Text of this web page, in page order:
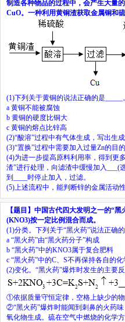
制造各种物品的过程中，会产生大量
CuO。一种利用黄铜渣获取金属铜和
(1)下列关于黄铜的说法正确的是
。
a 黄铜不能被腐蚀
b 黄铜的硬度比铜大
c 黄铜的熔点比锌高
(2)“酸溶”过程中有气体生成，写出生
(3)“置换”过程中需要加入过量Zn的目
(4)为进一步提高原料利用率，得到更
渣”进行处理，向滤渣中缓慢加入 (
到
时停止加入，过滤。
(5) 上述流程中，能判断锌的金属活动
【题目】 中国古代四大发明之一的“黑
(KNO3)按一定比例混合而成。
(1)分类。下列关于“黑火药”说法正确
a “黑火药”由“黑火药分子”构成
b “黑火药”中的KNO3属于复合肥料
c “黑火药”中的C S不再保持各自的化
(2)变化。 “黑火药”爆炸时发生的主要反
①依据质量守恒定律，空格上缺少的
②“黑火药”爆炸时能闻到刺鼻的火药
氧化物生成。硫在空气中燃烧的化学